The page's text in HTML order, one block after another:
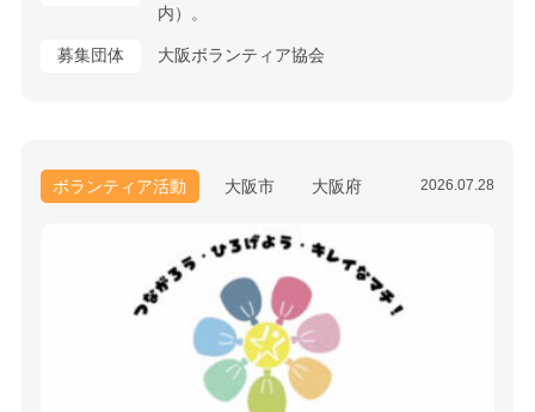
内）。
募集団体 大阪ボランティア協会
ボランティア活動 大阪市 大阪府 2026.07.28